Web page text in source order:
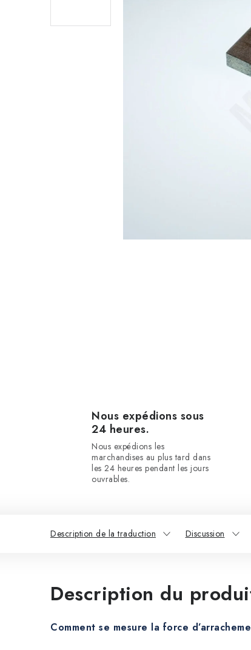
Nous expédions sous
24 heures.
Nous expédions les
marchandises au plus tard dans
les 24 heures pendant les jours
ouvrables.
Description de la traduction Discussion
Description du
Comment se mesure la force